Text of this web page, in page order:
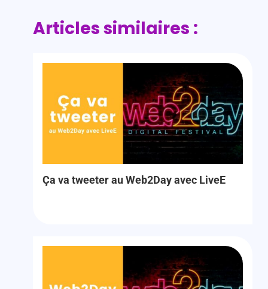
Articles similaires :
Ça va tweeter au Web2Day avec LiveE